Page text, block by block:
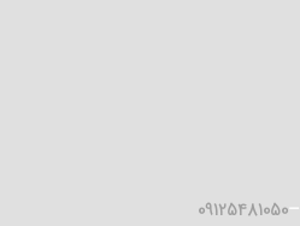
–
09125481050